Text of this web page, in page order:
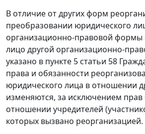
В отличие от других форм
преобразовании юридического
организационно-правовой формы
лицо другой организационно-
указано в пункте 5 статьи 58
права и обязанности
юридического лица в отношении
изменяются, за исключением прав
отношении учредителей
которых вызвано реорганизацией.